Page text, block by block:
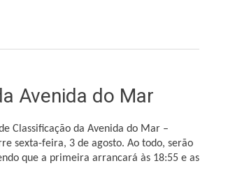
Avenida do Mar
Classificação da Avenida do Mar –
sexta-feira, 3 de agosto. Ao todo, serão
que a primeira arrancará às 18:55 e as